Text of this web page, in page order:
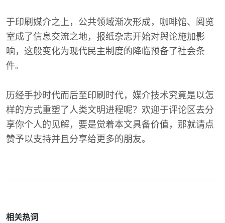
于印刷媒介之上，公共领域渐次形成，咖啡馆、阅览
室成了信息交流之地，报纸杂志开始对舆论施加影
响，这般变化为现代民主制度的降临预备了社会条
件。
历经手抄时代而后至印刷时代，媒介技术究竟是以怎
样的方式重塑了人类文明进程呢？欢迎于评论区去分
享你个人的见解，要是觉着本文具备价值，那就请点
赞予以支持并且分享给更多的朋友。
相关热词